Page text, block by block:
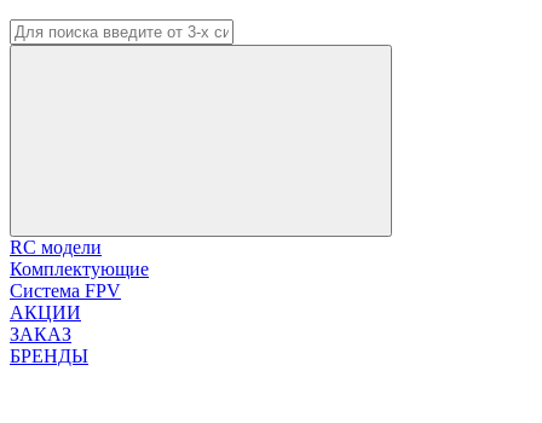
RC модели
Комплектующие
Система FPV
АКЦИИ
ЗАКАЗ
БРЕНДЫ